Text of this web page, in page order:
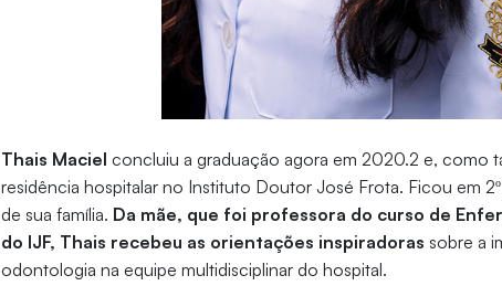
Thais Maciel concluiu a graduação agora em 2020.2 e, como
residência hospitalar no Instituto Doutor José Frota. Ficou em
de sua família. Da mãe, que foi professora do curso de
do IJF, Thais recebeu as orientações inspiradoras sobre a
odontologia na equipe multidisciplinar do hospital.